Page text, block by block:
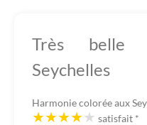
Très belle
Seychelles
Harmonie colorée aux
satisfait *